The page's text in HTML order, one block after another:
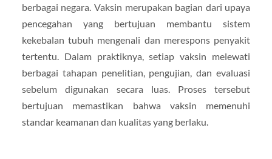
berbagai negara. Vaksin merupakan bagian dari upaya
pencegahan yang bertujuan membantu sistem
kekebalan tubuh mengenali dan merespons penyakit
tertentu. Dalam praktiknya, setiap vaksin melewati
berbagai tahapan penelitian, pengujian, dan evaluasi
sebelum digunakan secara luas. Proses tersebut
bertujuan memastikan bahwa vaksin memenuhi
standar keamanan dan kualitas yang berlaku.